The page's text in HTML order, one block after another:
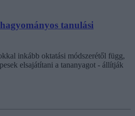
tanulási
inkább oktatási módszerétől függ,
elsajátítani a tananyagot - állítják